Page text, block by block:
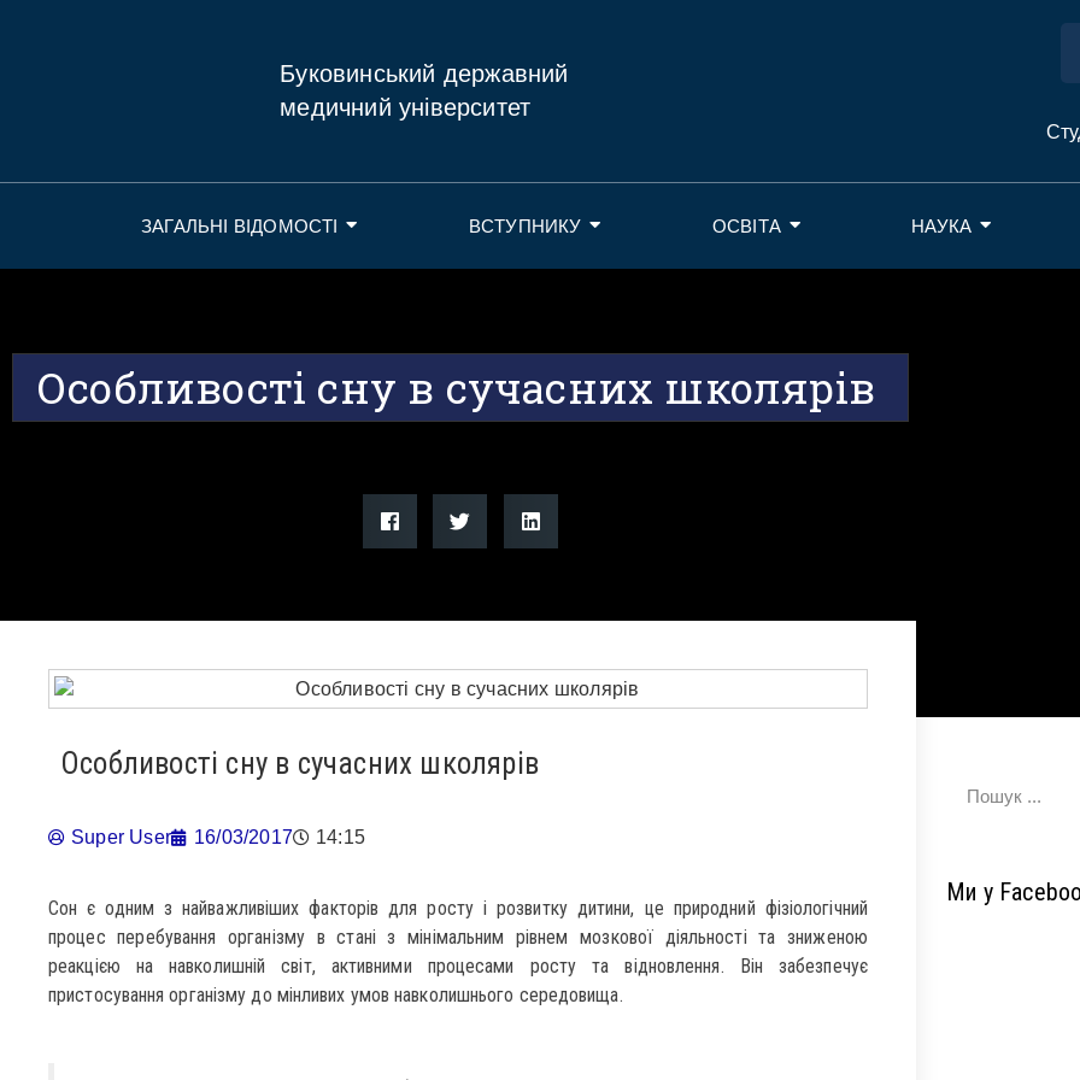
Буковинський державний
медичний університет
ЗАГАЛЬНІ ВІДОМОСТІ ВСТУПНИКУ ОСВІТА НАУКА
Особливості сну в сучасних школярів
Особливості сну в сучасних школярів
Super User 16/03/2017 14:15
Сон є одним з найважливіших факторів для росту і розвитку дитини, це природний фізіологічний
процес перебування організму в стані з мінімальним рівнем мозкової діяльності та зниженою
реакцією на навколишній світ, активними процесами росту та відновлення. Він забезпечує
пристосування організму до мінливих умов навколишнього середовища.
Ми у